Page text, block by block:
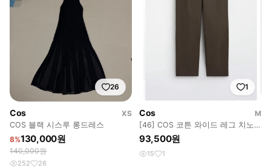
26
Cos
XS
COS 블랙 시스루 롱드레스
8%130,000원
140,000원
252 26
1
Cos
M
[46] COS 코튼 와이드 레그 치노
다크 브라운
93,500원
15 1